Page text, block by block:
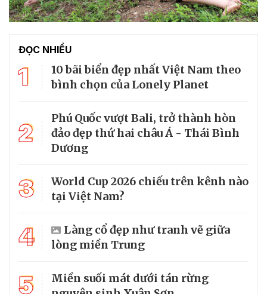
ĐỌC NHIỀU
1
10 bãi biển đẹp nhất Việt Nam theo
bình chọn của Lonely Planet
2
Phú Quốc vượt Bali, trở thành hòn
đảo đẹp thứ hai châu Á - Thái Bình
Dương
3
World Cup 2026 chiếu trên kênh nào
tại Việt Nam?
4
Làng cổ đẹp như tranh vẽ giữa
lòng miền Trung
5
Miền suối mát dưới tán rừng